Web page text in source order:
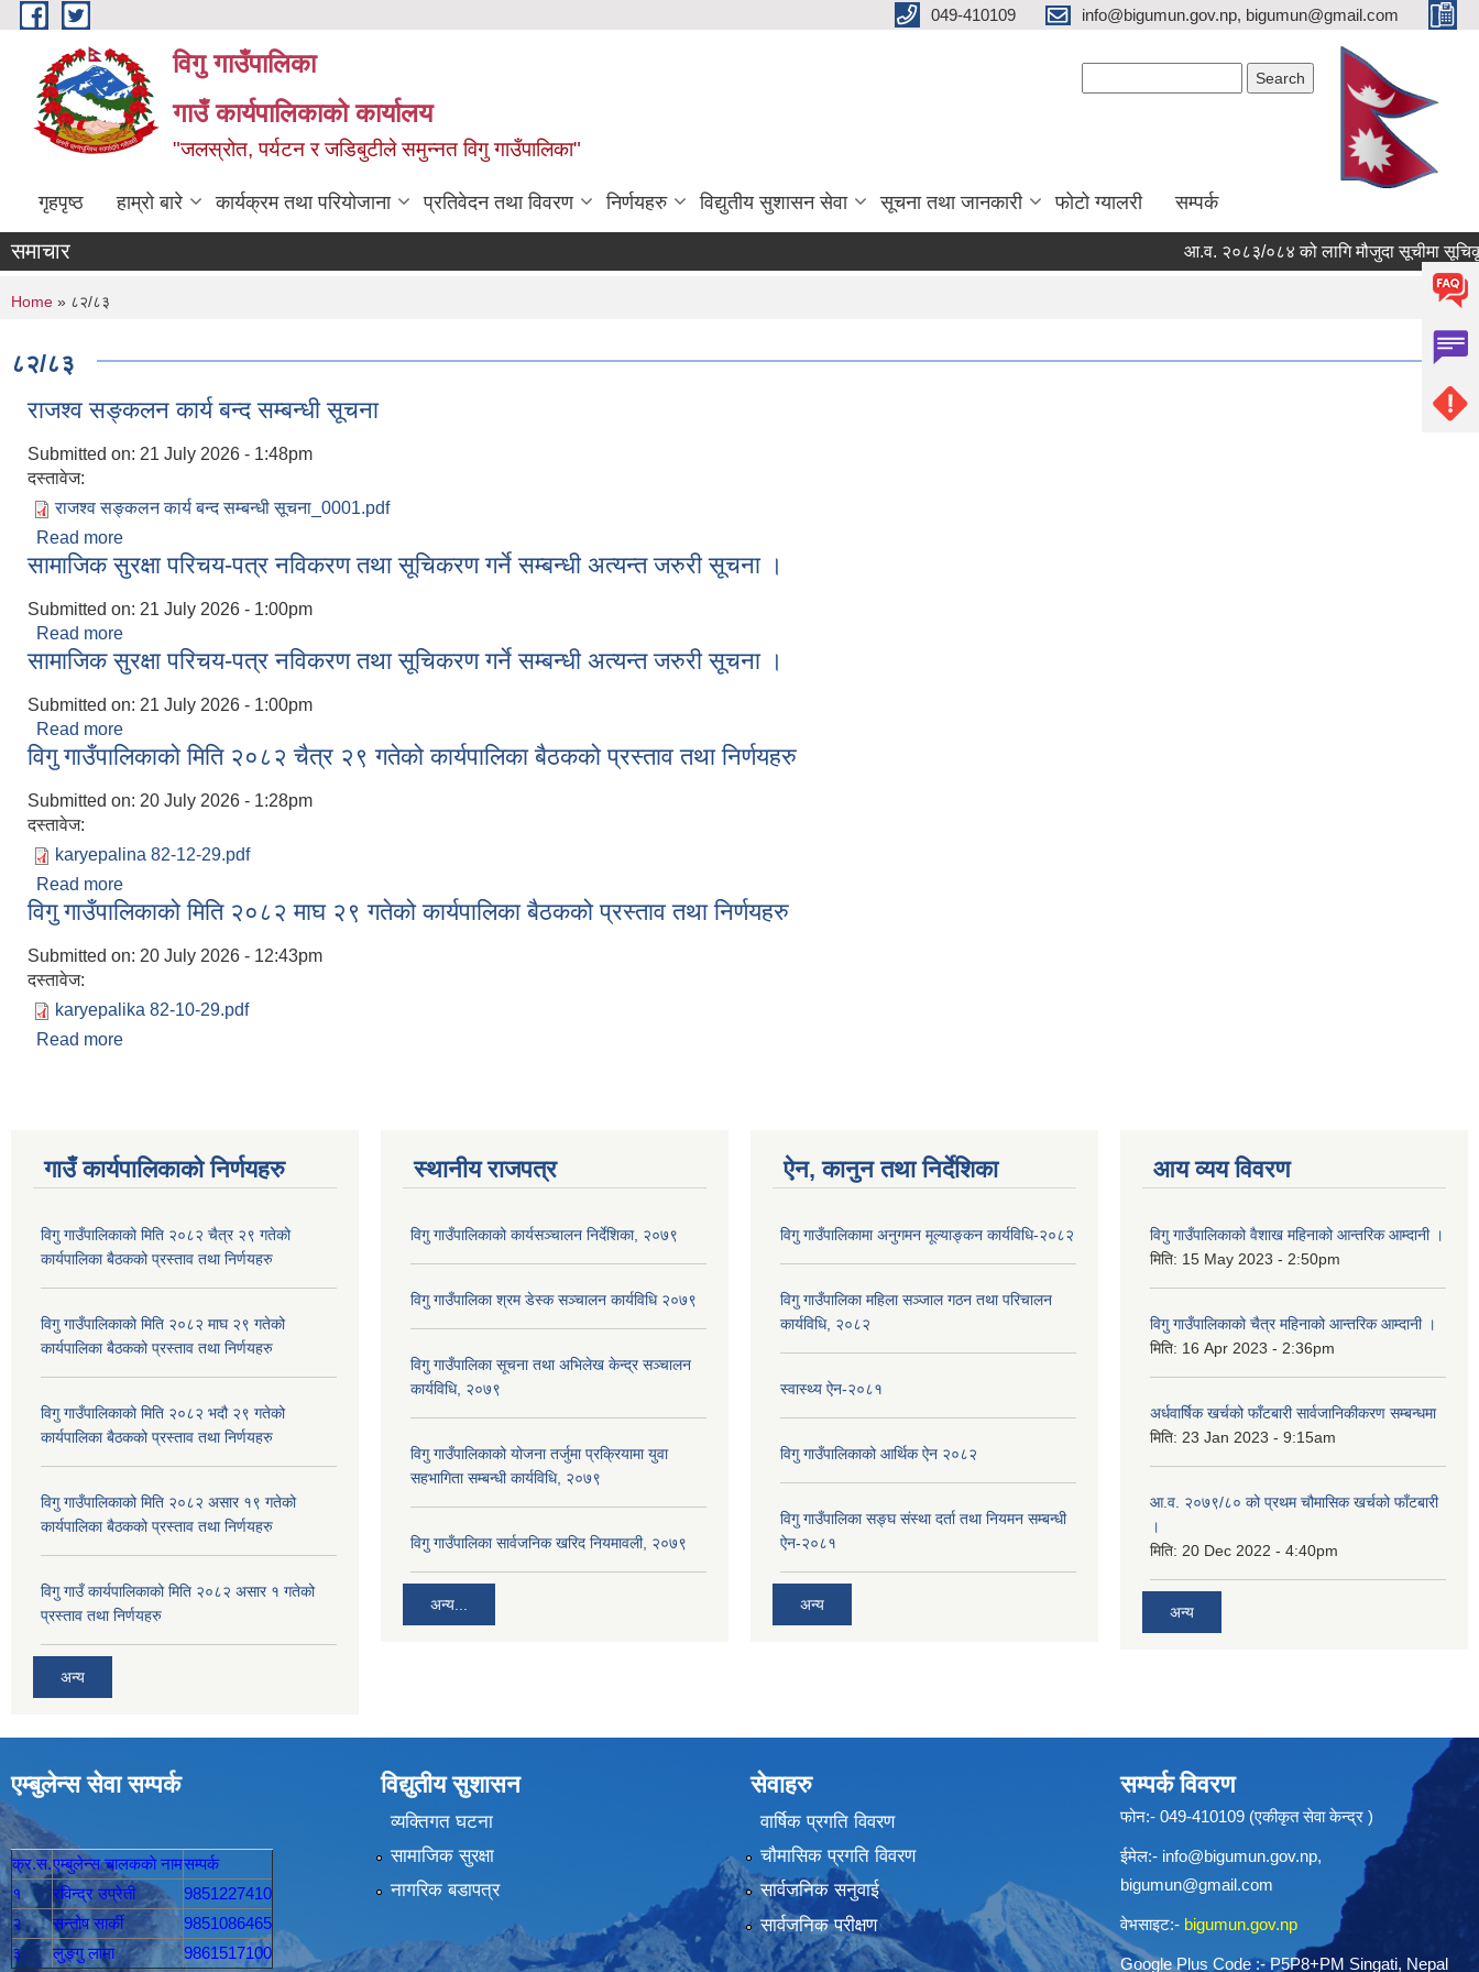
Skip to main content 049-410109 info@bigumun.gov.np, bigumun@gmail.com
विगु गाउँपालिका
गाउँ कार्यपालिकाको कार्यालय
"जलस्रोत, पर्यटन र जडिबुटीले समुन्नत विगु गाउँपालिका"
गृहपृष्ठ हाम्रो बारे कार्यक्रम तथा परियोजाना प्रतिवेदन तथा विवरण निर्णयहरु विद्युतीय सुशासन सेवा सूचना तथा जानकारी फोटो ग्यालरी सम्पर्क
समाचार आ.व. २०८३/०८४ को लागि मौजुदा सूचीमा सूचिकृत
You are here
Home » ८२/८३
८२/८३
राजश्व सङ्कलन कार्य बन्द सम्बन्धी सूचना
Submitted on: 21 July 2026 - 1:48pm
दस्तावेज:
राजश्व सङ्कलन कार्य बन्द सम्बन्धी सूचना_0001.pdf
Read more
सामाजिक सुरक्षा परिचय-पत्र नविकरण तथा सूचिकरण गर्ने सम्बन्धी अत्यन्त जरुरी सूचना ।
Submitted on: 21 July 2026 - 1:00pm
Read more
सामाजिक सुरक्षा परिचय-पत्र नविकरण तथा सूचिकरण गर्ने सम्बन्धी अत्यन्त जरुरी सूचना ।
Submitted on: 21 July 2026 - 1:00pm
Read more
विगु गाउँपालिकाको मिति २०८२ चैत्र २९ गतेको कार्यपालिका बैठकको प्रस्ताव तथा निर्णयहरु
Submitted on: 20 July 2026 - 1:28pm
दस्तावेज:
karyepalina 82-12-29.pdf
Read more
विगु गाउँपालिकाको मिति २०८२ माघ २९ गतेको कार्यपालिका बैठकको प्रस्ताव तथा निर्णयहरु
Submitted on: 20 July 2026 - 12:43pm
दस्तावेज:
karyepalika 82-10-29.pdf
Read more
गाउँ कार्यपालिकाकाे निर्णयहरु
विगु गाउँपालिकाको मिति २०८२ चैत्र २९ गतेको
कार्यपालिका बैठकको प्रस्ताव तथा निर्णयहरु
विगु गाउँपालिकाको मिति २०८२ माघ २९ गतेको
कार्यपालिका बैठकको प्रस्ताव तथा निर्णयहरु
विगु गाउँपालिकाको मिति २०८२ भदौ २९ गतेको
कार्यपालिका बैठकको प्रस्ताव तथा निर्णयहरु
विगु गाउँपालिकाको मिति २०८२ असार १९ गतेको
कार्यपालिका बैठकको प्रस्ताव तथा निर्णयहरु
विगु गाउँ कार्यपालिकाको मिति २०८२ असार १ गतेको
प्रस्ताव तथा निर्णयहरु
अन्य
स्थानीय राजपत्र
विगु गाउँपालिकाको कार्यसञ्‍चालन निर्देशिका, २०७९
विगु गाउँपालिका श्रम डेस्क सञ्चालन कार्यविधि २०७९
विगु गाउँपालिका सूचना तथा अभिलेख केन्द्र सञ्चालन
कार्यविधि, २०७९
विगु गाउँपालिकाको योजना तर्जुमा प्रक्रियामा युवा
सहभागिता सम्बन्धी कार्यविधि, २०७९
विगु गाउँपालिका सार्वजनिक खरिद नियमावली, २०७९
अन्य...
ऐन, कानुन तथा निर्देशिका
विगु गाउँपालिकामा अनुगमन मूल्याङ्कन कार्यविधि-२०८२
विगु गाउँपालिका महिला सञ्जाल गठन तथा परिचालन
कार्यविधि, २०८२
स्वास्थ्य ऐन-२०८१
विगु गाउँपालिकाको आर्थिक ऐन २०८२
विगु गाउँपालिका सङ्घ संस्था दर्ता तथा नियमन सम्बन्धी
ऐन-२०८१
अन्य
आय व्यय विवरण
विगु गाउँपालिकाको वैशाख महिनाको आन्तरिक आम्दानी ।
मिति: 15 May 2023 - 2:50pm
विगु गाउँपालिकाको चैत्र महिनाको आन्तरिक आम्दानी ।
मिति: 16 Apr 2023 - 2:36pm
अर्धवार्षिक खर्चको फाँटबारी सार्वजानिकीकरण सम्बन्धमा
मिति: 23 Jan 2023 - 9:15am
आ.व. २०७९/८० को प्रथम चौमासिक खर्चको फाँटबारी
।
मिति: 20 Dec 2022 - 4:40pm
अन्य
एम्बुलेन्स सेवा सम्पर्क
क्र.स.एम्बुलेन्स चालककाे नामसम्पर्क
१
रविन्द्र उप्रेती
9851227410
२
सन्तोष सार्की
9851086465
३
लुङ्गु लामा 9861517100
विद्युतीय सुशासन
व्यक्तिगत घटना
सामाजिक सुरक्षा
नागरिक बडापत्र
सेवाहरु
वार्षिक प्रगति विवरण
चौमासिक प्रगति विवरण
सार्वजनिक सनुवाई
सार्वजनिक परीक्षण
सम्पर्क विवरण
फोन:- 049-410109 (एकीकृत सेवा केन्द्र )
ईमेल:- info@bigumun.gov.np,
bigumun@gmail.com
वेभसाइट:- bigumun.gov.np
Google Plus Code :- P5P8+PM Singati, Nepal